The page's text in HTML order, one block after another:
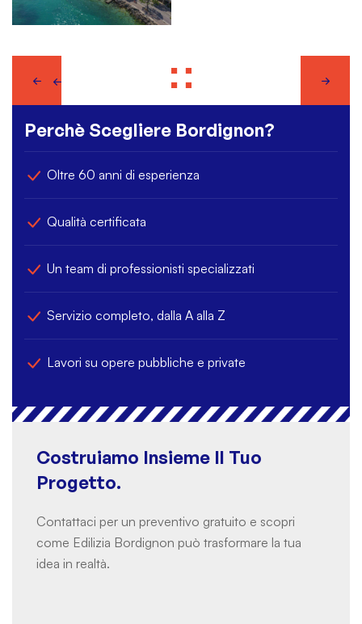
Perchè Scegliere Bordignon?
Oltre 60 anni di esperienza
Qualità certificata
Un team di professionisti specializzati
Servizio completo, dalla A alla Z
Lavori su opere pubbliche e private
Costruiamo Insieme Il Tuo
Progetto.
Contattaci per un preventivo gratuito e scopri
come Edilizia Bordignon può trasformare la tua
idea in realtà.